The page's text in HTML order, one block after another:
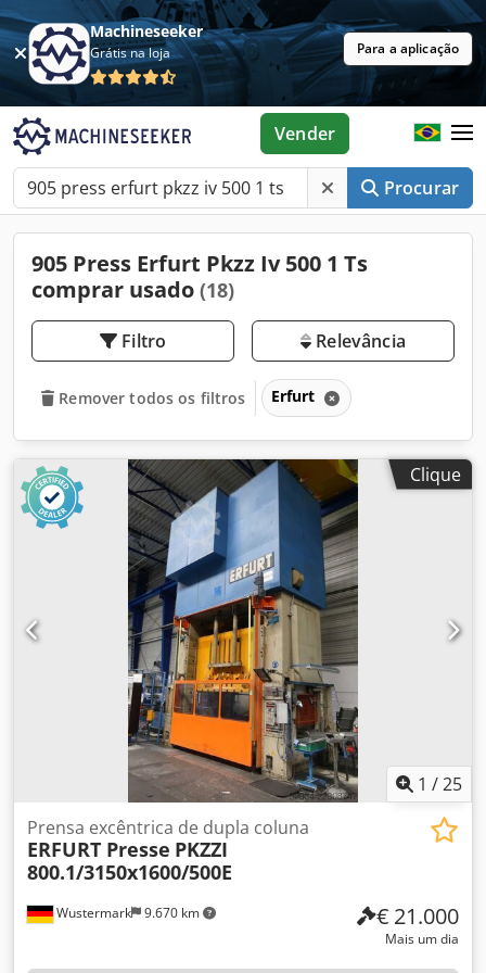
Machineseeker
Grátis na loja Para a aplicação
Procurar
Vender
905 Press Erfurt Pkzz Iv 500 1 Ts
comprar usado (18)
Filtro Relevância
Remover todos os filtros Erfurt
Clique
1 /25
Wustermark 9.670 km
Prensa excêntrica de dupla coluna
ERFURT Presse PKZZI
800.1/3150x1600/500E
€ 21.000
Mais um dia